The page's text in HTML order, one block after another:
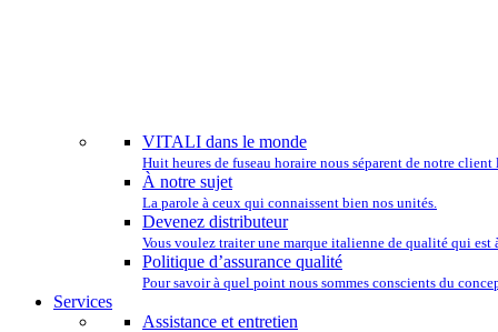
VITALI dans le monde
Huit heures de fuseau horaire nous séparent de notre
À notre sujet
La parole à ceux qui connaissent bien nos unités.
Devenez distributeur
Vous voulez traiter une marque italienne de qualité qui est
Politique d’assurance qualité
Pour savoir à quel point nous sommes conscients du
Services
Assistance et entretien